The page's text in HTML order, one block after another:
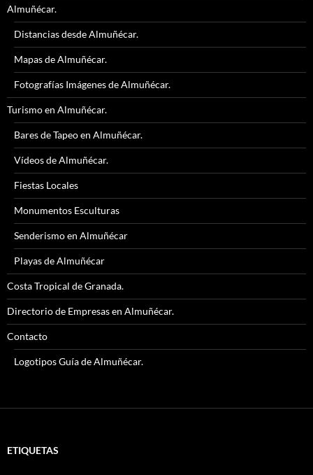
Almuñécar.
Distancias desde Almuñécar.
Mapas de Almuñécar.
Fotografías Imágenes de Almuñécar.
Turismo en Almuñécar.
Bares de Tapeo en Almuñécar.
Vídeos de Almuñécar.
Fiestas Locales
Monumentos Esculturas
Senderismo en Almuñécar
Playas de Almuñécar
Costa Tropical de Granada.
Directorio de Empresas en Almuñécar.
Contacto
Logotipos Guía de Almuñécar.
ETIQUETAS